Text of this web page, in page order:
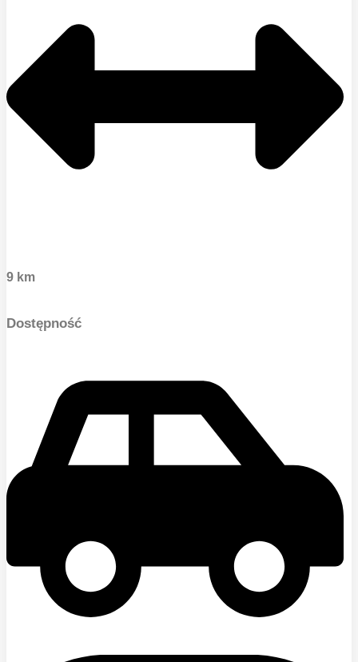
9 km
Dostępność